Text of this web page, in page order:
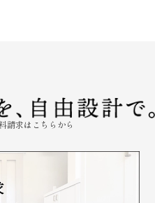
請求はこちらから